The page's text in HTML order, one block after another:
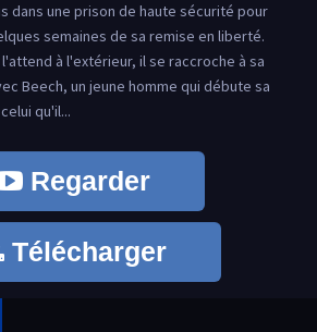
dans une prison de haute sécurité pour
semaines de sa remise en liberté.
à l'extérieur, il se raccroche à sa
Beech, un jeune homme qui débute sa
qu'il...
Regarder
Télécharger